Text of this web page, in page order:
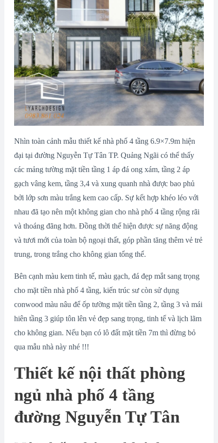
Nhìn toàn cảnh mẫu thiết kế nhà phố 4 tầng 6.9×7.9m hiện
đại tại đường Nguyễn Tự Tân TP. Quảng Ngãi có thể thấy
các mảng tường mặt tiền tầng 1 áp đá ong xám, tầng 2 áp
gạch vâng kem, tầng 3,4 và xung quanh nhà được bao phủ
bởi lớp sơn màu trắng kem cao cấp. Sự kết hợp khéo léo với
nhau đã tạo nên một không gian cho nhà phố 4 tầng rộng rãi
và thoáng đãng hơn. Đồng thời thể hiện được sự năng động
và tươi mới của toàn bộ ngoại thất, góp phần tăng thêm vẻ trẻ
trung, trong trắng cho không gian tổng thể.
Bên cạnh màu kem tinh tế, màu gạch, đá đẹp mắt sang trọng
cho mặt tiền nhà phố 4 tầng, kiến trúc sư còn sử dụng
conwood màu nâu để ốp tường mặt tiền tầng 2, tầng 3 và mái
hiên tầng 3 giúp tôn lên vẻ đẹp sang trọng, tinh tế và lịch lãm
cho không gian. Nếu bạn có lô đất mặt tiền 7m thì đừng bỏ
qua mẫu nhà này nhé !!!
Thiết kế nội thất phòng
ngủ nhà phố 4 tầng
đường Nguyễn Tự Tân